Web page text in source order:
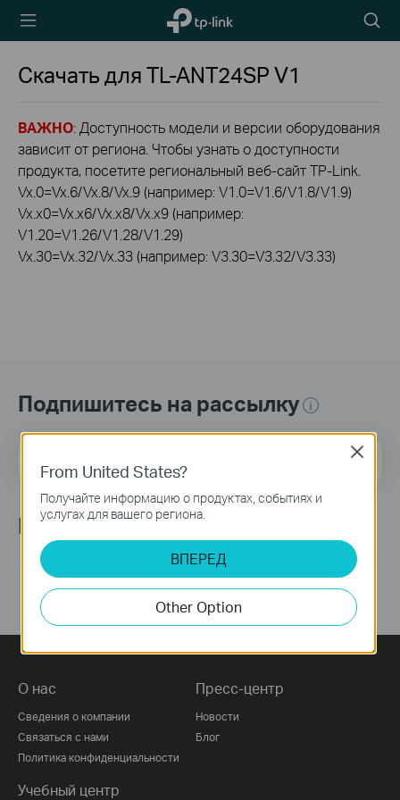
TP-Link,
Reliably
icon
Скачать дляTL-ANT24SPV1
ВАЖНО: Доступность модели и версии оборудования
зависит от региона. Чтобы узнать о доступности
продукта, посетите региональный веб-сайт TP-Link.
Vx.0=Vx.6/Vx.8/Vx.9 (например: V1.0=V1.6/V1.8/V1.9)
Vx.x0=Vx.x6/Vx.x8/Vx.x9 (например:
V1.20=V1.26/V1.28/V1.29)
Vx.30=Vx.32/Vx.33 (например: V3.30=V3.32/V3.33)
Подпишитесь на рассылку
Подписаться
Мы в соцсетях
О нас
Сведения о компании
Связаться с нами
Политика конфиденциальности
Пресс-центр
Новости
Блог
Учебный центр
From United States?
Получайте информацию о продуктах, событиях и
услугах для вашего региона.
ВПЕРЕД
Other Option
Close